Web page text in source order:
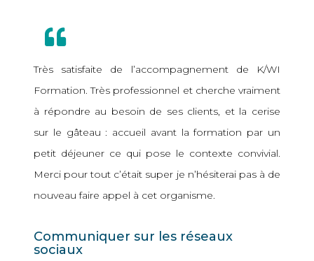
Très satisfaite de l’accompagnement de K/WI
Formation. Très professionnel et cherche vraiment
à répondre au besoin de ses clients, et la cerise
sur le gâteau : accueil avant la formation par un
petit déjeuner ce qui pose le contexte convivial.
Merci pour tout c’était super je n’hésiterai pas à de
nouveau faire appel à cet organisme.
Communiquer sur les réseaux
sociaux